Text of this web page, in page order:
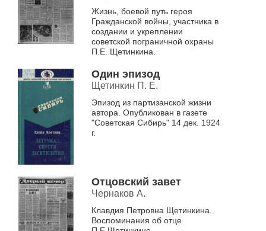
Жизнь, боевой путь героя
Гражданской войны, участника в
создании и укреплении
советской пограничной охраны
П.Е. Щетинкина.
Один эпизод
Щетинкин П. Е.
Эпизод из партизанской жизни
автора. Опубликован в газете
"Советская Сибирь" 14 дек. 1924
г.
Отцовский завет
Чернаков А.
Клавдия Петровна Щетинкина.
Воспоминания об отце